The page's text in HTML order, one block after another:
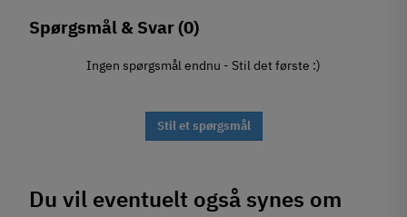
Spørgsmål & Svar(0)
Ingen spørgsmål endnu - Stil det første :)
Stil et spørgsmål
Du vil eventuelt også synes om